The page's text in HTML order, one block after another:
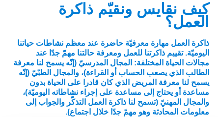
كيف نقايس ونقيّم ذاكرة
العمل؟
ذاكرة العمل مهارة معرفيّة حاضرة عند معظم نشاطات حياتنا
اليوميّة. تقييم ذاكرتنا للعمل ومعرفة حالتنا مهمّ جدّا عند
مجالات الحياة المختلفة: المجال المدرسيّ (إنّه يسمح لنا معرفة
الطالب الذي يصعب الحساب أو القراءة)، والمجال الطبّيّ (إنّه
يسمح لنا معرفة المريض الذي كان قادرا على الحياة بدون
مساعدة أو يحتاج إلى مساعدة على إجراء نشاطاته اليوميّة)،
والمجال المهنيّ (تسمح لنا ذاكرة العمل التذكّر والجواب إلى
معلومات المحادثة وهو مهمّ جدّا خلال اجتماع).